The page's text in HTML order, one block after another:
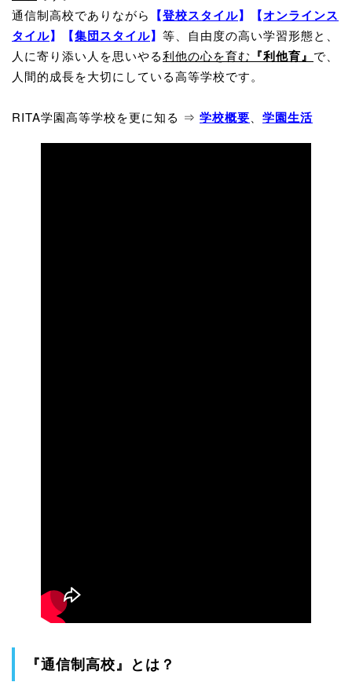
通信制高校でありながら 【登校スタイル】 【オンラインス
タイル】 【集団スタイル】 等、自由度の高い学習形態と、
人に寄り添い人を思いやる利他の心を育む 『利他育』 で、
人間的成長を大切にしている高等学校です。
RITA学園高等学校を更に知る ⇒ 学校概要、 学園生活
『通信制高校』とは？